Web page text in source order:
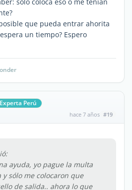
que pueda entrar ahorita
un tiempo? Espero
Experta Perú
hace 7 años #19
ayuda, yo pague la multa
sólo me colocaron que
de salida.. ahora lo que